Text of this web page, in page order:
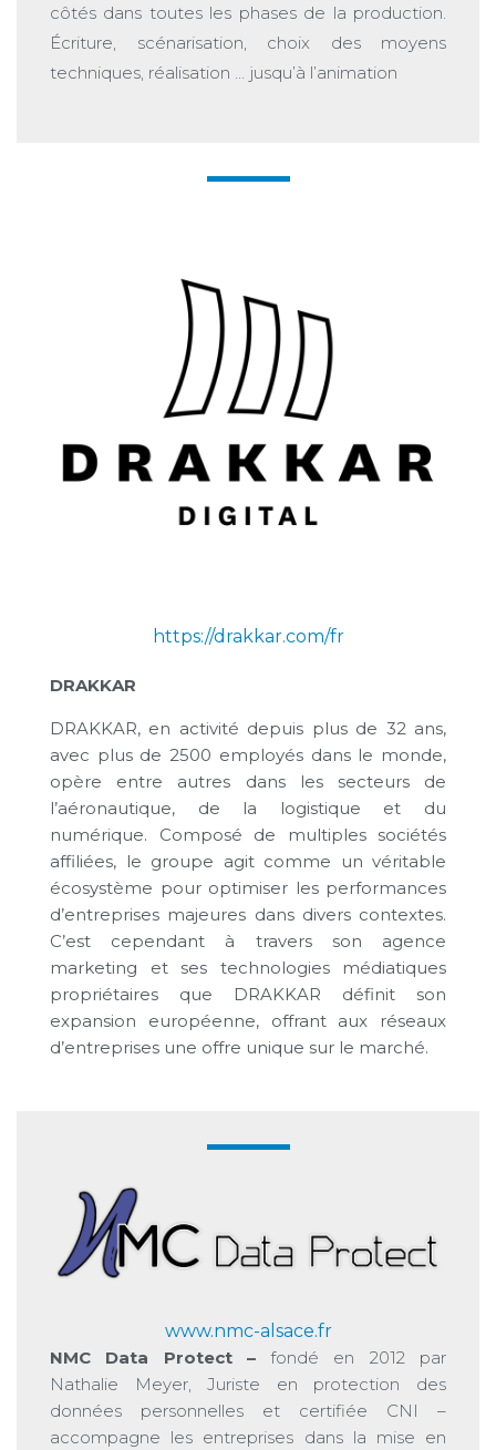
côtés dans toutes les phases de la production.
Écriture, scénarisation, choix des moyens
techniques, réalisation … jusqu’à l’animation
DRAKKAR
DRAKKAR, en activité depuis plus de 32 ans,
avec plus de 2500 employés dans le monde,
opère entre autres dans les secteurs de
l’aéronautique, de la logistique et du
numérique. Composé de multiples sociétés
affiliées, le groupe agit comme un véritable
écosystème pour optimiser les performances
d’entreprises majeures dans divers contextes.
C’est cependant à travers son agence
marketing et ses technologies médiatiques
propriétaires que DRAKKAR définit son
expansion européenne, offrant aux réseaux
d’entreprises une offre unique sur le marché.
https://drakkar.com/fr
www.nmc-alsace.fr
NMC Data Protect –fondé en 2012 par
Nathalie Meyer, Juriste en protection des
données personnelles et certifiée CNI –
accompagne les entreprises dans la mise en